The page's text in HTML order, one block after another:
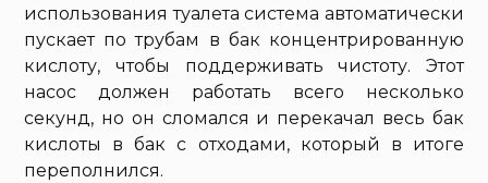
использования туалета система автоматически
пускает по трубам в бак концентрированную
кислоту, чтобы поддерживать чистоту. Этот
насос должен работать всего несколько
секунд, но он сломался и перекачал весь бак
кислоты в бак с отходами, который в итоге
переполнился.